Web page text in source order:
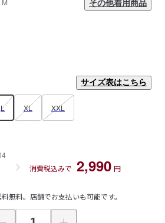
その他着用商品
サイズ表はこちら
L XL XXL
消費税込みで 2,990 円
無料。店舗でお支払いも可能です。